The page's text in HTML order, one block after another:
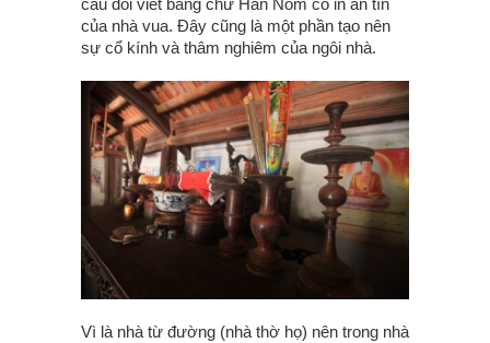
của nhà vua. Đây cũng là một phần tạo nên
sự cổ kính và thâm nghiêm của ngôi nhà.
Vì là nhà từ đường (nhà thờ họ) nên trong nhà